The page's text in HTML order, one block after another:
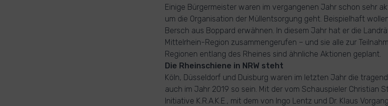
Einige Bürgermeister waren im vergangenen Jahr schon sehr
um die Organisation der Müllentsorgung geht. Beispielhaft
Bersch aus Boppard erwähnen. In diesem Jahr hat er die
Mittelrhein-Region zusammengerufen – und sie alle zur
Regionen entlang des Rheines sind ähnliche Aktionen geplant.
Die Rheinschiene in NRW steht
Köln, Düsseldorf und Duisburg waren im letzten Jahr die
auch im Jahr 2019 so sein. Mit der vom Schauspieler Christian
Initiative K.R.A.K.E., mit dem von Ingo Lentz und Dr. Klaus